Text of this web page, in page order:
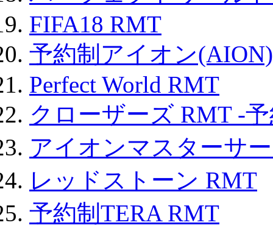
FIFA18 RMT
予約制アイオン
Perfect World RMT
クローザーズ RMT -
アイオンマスターサ
レッドストーン RMT
予約制TERA RMT